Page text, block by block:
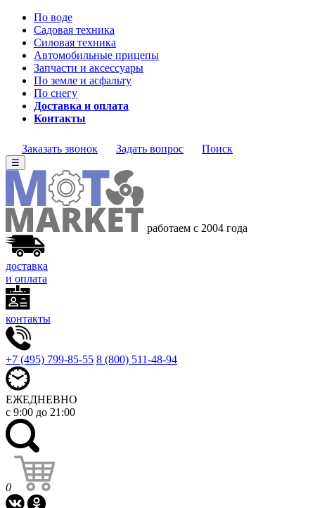
По воде
Садовая техника
Силовая техника
Автомобильные прицепы
Запчасти и аксессуары
По земле и асфальту
По снегу
Доставка и оплата
Контакты
Заказать звонок Задать вопрос Поиск
☰
работаем с 2004 года
доставка
и оплата
контакты
+7 (495) 799-85-55 8 (800) 511-48-94
ЕЖЕДНЕВНО
с 9:00 до 21:00
0